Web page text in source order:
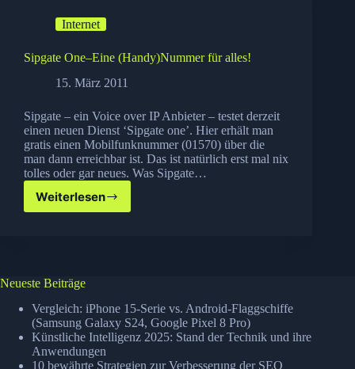
werden!
Internet
Sipgate One–Eine (Handy)Nummer für alles!
15. März 2011
Sipgate – ein Voice over IP Anbieter – testet derzeit
einen neuen Dienst ‘Sipgate one’. Hier erhält man
gratis einen Mobilfunknummer (01570) über die
man dann erreichbar ist. Das ist natürlich erst mal nix
tolles oder gar neues. Was Sipgate…
Weiterlesen
Sipgate
alles!
Neueste Beiträge
Vergleich: iPhone 15-Serie vs. Android-Flaggschiffe
(Samsung Galaxy S24, Google Pixel 8 Pro)
Künstliche Intelligenz 2025: Stand der Technik und ihre
Anwendungen
10 bewährte Strategien zur Verbesserung der SEO